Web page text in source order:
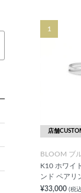
1
店舗
BLOOM ブ
K10 ホワイ
ンド ペアリ
¥33,000 (税